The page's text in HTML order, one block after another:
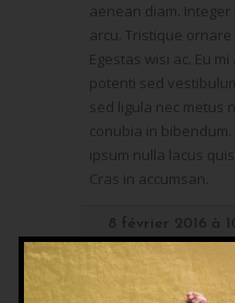
aenean diam.
arcu. Tristique ornare
Egestas wisi ac. Eu
potenti sed
sed ligula nec metus
conubia in bibendum.
ipsum nulla lacus
Cras in accumsan.
Helene
Maître